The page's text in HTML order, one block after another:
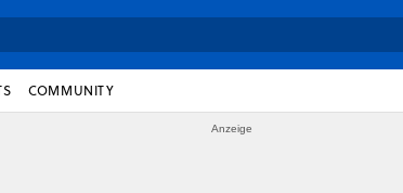
COMMUNITY